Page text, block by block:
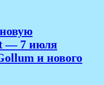
— 7 июля
и нового